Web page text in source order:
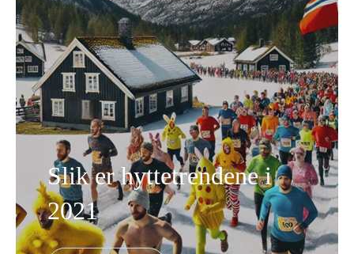
Slik er hyttetrendene i
2021